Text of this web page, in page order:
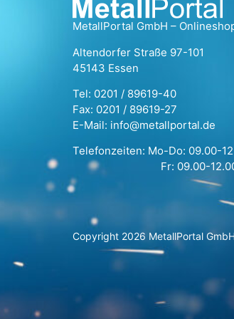
MetallPortal GmbH –
Altendorfer Straße 97-101
45143 Essen
Tel: 0201 / 89619-40
Fax: 0201 / 89619-27
E-Mail: info@metallportal.de
Telefonzeiten: Mo-Do: 09.00-
Fr: 09.00-12.00
Copyright 2026 MetallPortal